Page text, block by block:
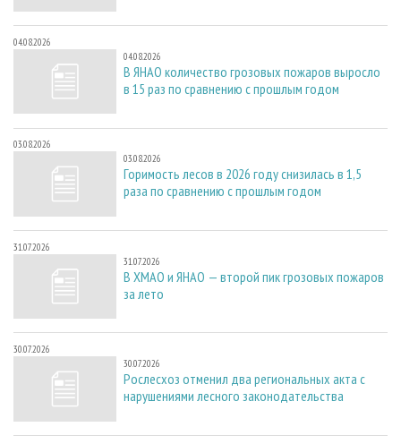
04.08.2026
04.08.2026
В ЯНАО количество грозовых пожаров выросло
в 15 раз по сравнению с прошлым годом
03.08.2026
03.08.2026
Горимость лесов в 2026 году снизилась в 1,5
раза по сравнению с прошлым годом
31.07.2026
31.07.2026
В ХМАО и ЯНАО — второй пик грозовых пожаров
за лето
30.07.2026
30.07.2026
Рослесхоз отменил два региональных акта с
нарушениями лесного законодательства